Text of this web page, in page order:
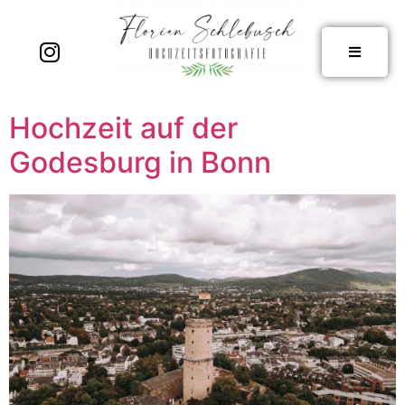
Hochzeit auf der
Godesburg in Bonn